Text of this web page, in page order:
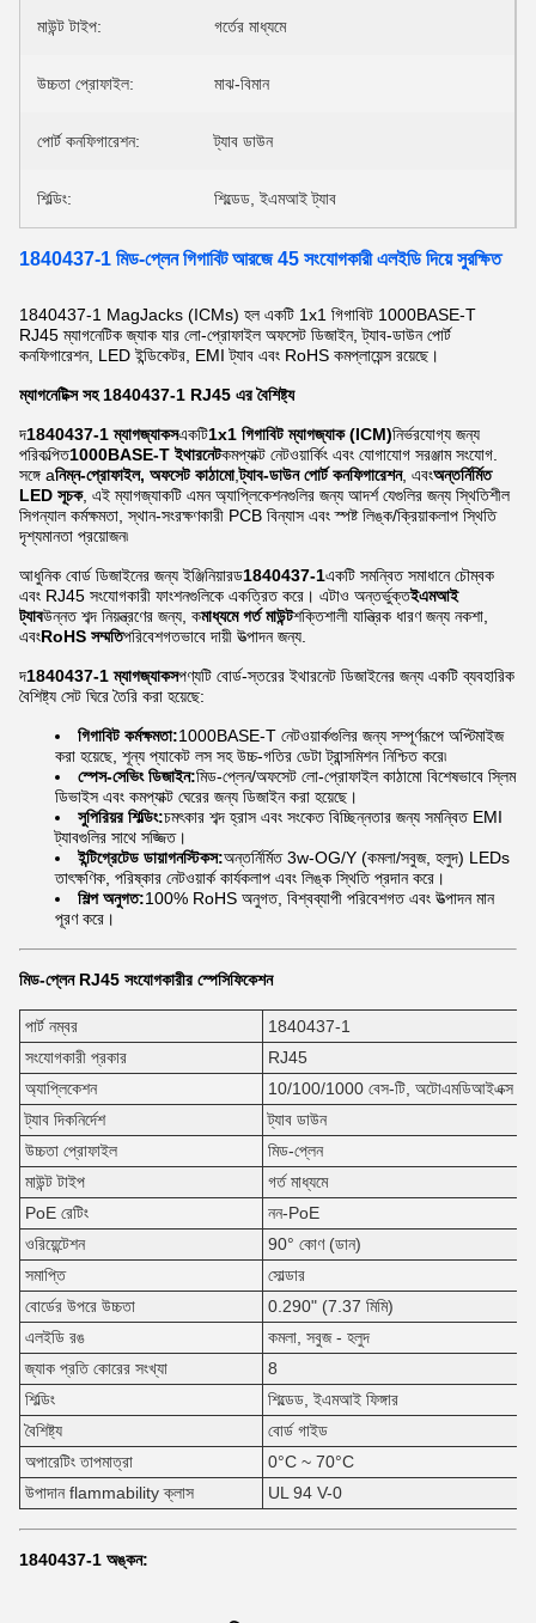
মাউন্ট টাইপ: গর্তের মাধ্যমে
উচ্চতা প্রোফাইল: মাঝ-বিমান
পোর্ট কনফিগারেশন: ট্যাব ডাউন
শিল্ডিং: শিল্ডেড, ইএমআই ট্যাব
1840437-1 মিড-প্লেন গিগাবিট আরজে 45 সংযোগকারী এলইডি দিয়ে সুরক্ষিত
1840437-1 MagJacks (ICMs) হল একটি 1x1 গিগাবিট 1000BASE-T
RJ45 ম্যাগনেটিক জ্যাক যার লো-প্রোফাইল অফসেট ডিজাইন, ট্যাব-ডাউন পোর্ট
কনফিগারেশন, LED ইন্ডিকেটর, EMI ট্যাব এবং RoHS কমপ্লায়েন্স রয়েছে।
ম্যাগনেটিক্স সহ 1840437-1 RJ45 এর বৈশিষ্ট্য
দ1840437-1 ম্যাগজ্যাকসএকটি1x1 গিগাবিট ম্যাগজ্যাক (ICM)নির্ভরযোগ্য জন্য
পরিকল্পিত1000BASE-T ইথারনেটকমপ্যাক্ট নেটওয়ার্কিং এবং যোগাযোগ সরঞ্জাম সংযোগ.
সঙ্গে aনিম্ন-প্রোফাইল, অফসেট কাঠামো,ট্যাব-ডাউন পোর্ট কনফিগারেশন, এবংঅন্তর্নির্মিত
LED সূচক, এই ম্যাগজ্যাকটি এমন অ্যাপ্লিকেশনগুলির জন্য আদর্শ যেগুলির জন্য স্থিতিশীল
সিগন্যাল কর্মক্ষমতা, স্থান-সংরক্ষণকারী PCB বিন্যাস এবং স্পষ্ট লিঙ্ক/ক্রিয়াকলাপ স্থিতি
দৃশ্যমানতা প্রয়োজন৷
আধুনিক বোর্ড ডিজাইনের জন্য ইঞ্জিনিয়ারড1840437-1একটি সমন্বিত সমাধানে চৌম্বক
এবং RJ45 সংযোগকারী ফাংশনগুলিকে একত্রিত করে। এটাও অন্তর্ভুক্তইএমআই
ট্যাবউন্নত শব্দ নিয়ন্ত্রণের জন্য, কমাধ্যমে গর্ত মাউন্টশক্তিশালী যান্ত্রিক ধারণ জন্য নকশা,
এবংRoHS সম্মতিপরিবেশগতভাবে দায়ী উত্পাদন জন্য.
দ1840437-1 ম্যাগজ্যাকসপণ্যটি বোর্ড-স্তরের ইথারনেট ডিজাইনের জন্য একটি ব্যবহারিক
বৈশিষ্ট্য সেট ঘিরে তৈরি করা হয়েছে:
গিগাবিট কর্মক্ষমতা:1000BASE-T নেটওয়ার্কগুলির জন্য সম্পূর্ণরূপে অপ্টিমাইজ
করা হয়েছে, শূন্য প্যাকেট লস সহ উচ্চ-গতির ডেটা ট্রান্সমিশন নিশ্চিত করে৷
স্পেস-সেভিং ডিজাইন:মিড-প্লেন/অফসেট লো-প্রোফাইল কাঠামো বিশেষভাবে স্লিম
ডিভাইস এবং কমপ্যাক্ট ঘেরের জন্য ডিজাইন করা হয়েছে।
সুপিরিয়র শিল্ডিং:চমৎকার শব্দ হ্রাস এবং সংকেত বিচ্ছিন্নতার জন্য সমন্বিত EMI
ট্যাবগুলির সাথে সজ্জিত।
ইন্টিগ্রেটেড ডায়াগনস্টিকস:অন্তর্নির্মিত 3w-OG/Y (কমলা/সবুজ, হলুদ) LEDs
তাৎক্ষণিক, পরিষ্কার নেটওয়ার্ক কার্যকলাপ এবং লিঙ্ক স্থিতি প্রদান করে।
শিল্প অনুগত:100% RoHS অনুগত, বিশ্বব্যাপী পরিবেশগত এবং উত্পাদন মান
পূরণ করে।
মিড-প্লেন RJ45 সংযোগকারীর স্পেসিফিকেশন
পার্ট নম্বর
1840437-1
সংযোগকারী প্রকার
RJ45
অ্যাপ্লিকেশন
10/100/1000 বেস-টি, অটোএমডিআইএক্স
ট্যাব দিকনির্দেশ
ট্যাব ডাউন
উচ্চতা প্রোফাইল
মিড-প্লেন
মাউন্ট টাইপ
গর্ত মাধ্যমে
PoE রেটিং
নন-PoE
ওরিয়েন্টেশন
90° কোণ (ডান)
সমাপ্তি
সোল্ডার
বোর্ডের উপরে উচ্চতা
0.290" (7.37 মিমি)
এলইডি রঙ
কমলা, সবুজ - হলুদ
জ্যাক প্রতি কোরের সংখ্যা
8
শিল্ডিং
শিল্ডেড, ইএমআই ফিঙ্গার
বৈশিষ্ট্য
বোর্ড গাইড
অপারেটিং তাপমাত্রা
0°C ~ 70°C
উপাদান flammability ক্লাস
UL 94 V-0
1840437-1 অঙ্কন: